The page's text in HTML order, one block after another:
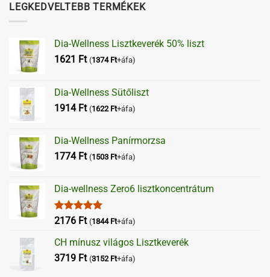
LEGKEDVELTEBB TERMÉKEK
Dia-Wellness Lisztkeverék 50% liszt
1621 Ft (1374 Ft+áfa)
Dia-Wellness Sütőliszt
1914 Ft (1622 Ft+áfa)
Dia-Wellness Panírmorzsa
1774 Ft (1503 Ft+áfa)
Dia-wellness Zero6 lisztkoncentrátum
Értékelés:
2176 Ft (1844 Ft+áfa)
CH mínusz világos Lisztkeverék
3719 Ft (3152 Ft+áfa)